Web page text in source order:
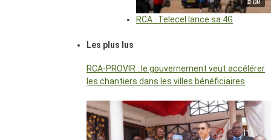
© DR
RCA : Telecel lance sa 4G
Les plus lus
RCA-PROVIR : le gouvernement veut accélérer
les chantiers dans les villes bénéficiaires